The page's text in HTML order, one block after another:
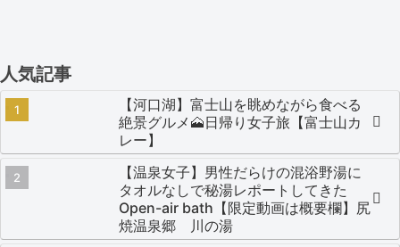
人気記事
【河口湖】富士山を眺めながら食べる
絶景グルメ🗻日帰り女子旅【富士山カ
レー】
【温泉女子】男性だらけの混浴野湯に
タオルなしで秘湯レポートしてきた
Open-air bath【限定動画は概要欄】尻
焼温泉郷 川の湯